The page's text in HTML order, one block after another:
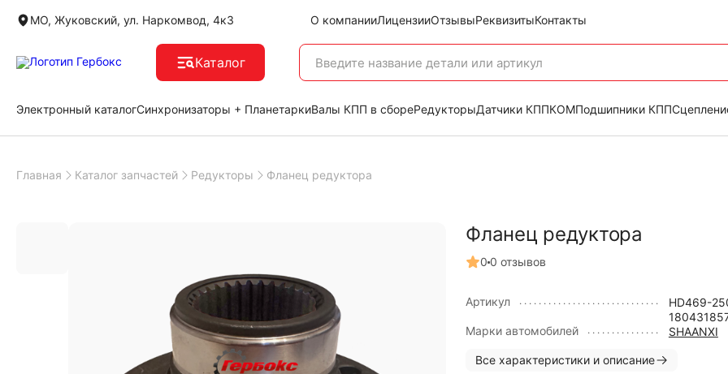
МО, Жуковский, ул. Наркомвод, 4к3 О компанииЛицензииОтзывыРеквизитыКонтакты
Каталог
Электронный каталогСинхронизаторы + ПланетаркиВалы КПП в сбореРедукторыДатчики КППКОМПодшипники КПП
Главная Каталог запчастей Редукторы Фланец редуктора
Фланец редуктора
0 0 отзывов
Артикул
HD469-
Марки автомобилей
SHAANXI
Все характеристики и описание